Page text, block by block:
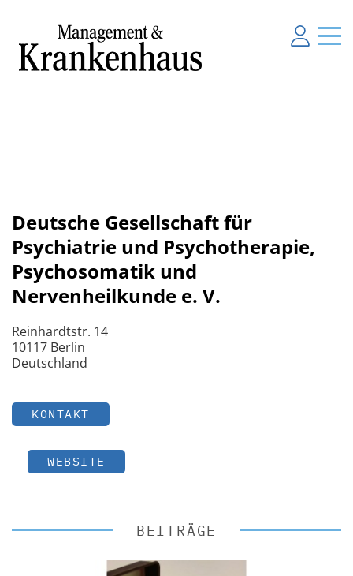
Deutsche Gesellschaft für
Psychiatrie und Psychotherapie,
Psychosomatik und
Nervenheilkunde e. V.
Reinhardtstr. 14
10117 Berlin
Deutschland
KONTAKT
WEBSITE
BEITRÄGE